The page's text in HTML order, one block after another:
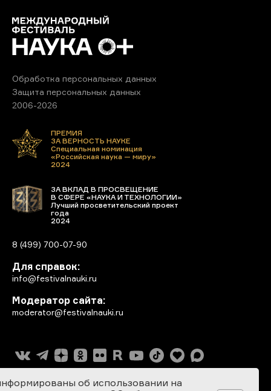
Обработка персональных данных
Защита персональных данных
2006-2026
ПРЕМИЯ
ЗА ВЕРНОСТЬ НАУКЕ
Специальная номинация
«Российская наука — миру»
2024
ЗА ВКЛАД В ПРОСВЕЩЕНИЕ
В СФЕРЕ «НАУКА И ТЕХНОЛОГИИ»
Лучший просветительский проект
года
2024
8 (499) 700-07-90
Для справок:
info@festivalnauki.ru
Модератор сайта:
moderator@festivalnauki.ru
об использовании на